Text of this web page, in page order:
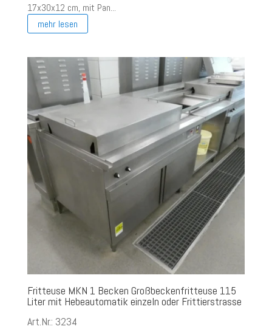
17x30x12 cm, mit Pan...
mehr lesen
Fritteuse MKN 1 Becken Großbeckenfritteuse 115
Liter mit Hebeautomatik einzeln oder Frittierstrasse
Art.Nr.: 3234